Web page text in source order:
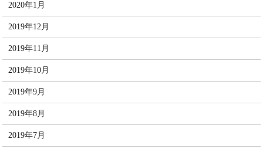
2020年1月
2019年12月
2019年11月
2019年10月
2019年9月
2019年8月
2019年7月